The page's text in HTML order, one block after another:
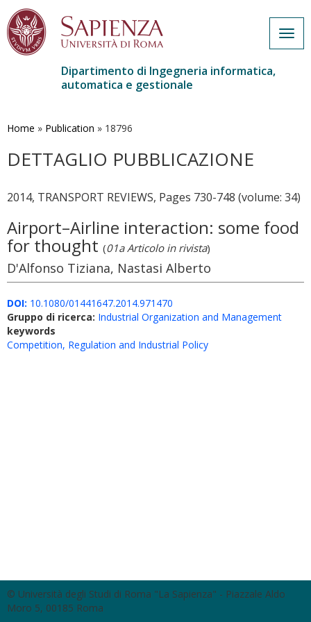
contenuto
Dipartimento di Ingegneria informatica,
automatica e gestionale
Home » Publication » 18796
DETTAGLIO PUBBLICAZIONE
2014, TRANSPORT REVIEWS, Pages 730-748 (volume: 34)
Airport–Airline interaction: some food
for thought (01a Articolo in rivista)
D'Alfonso Tiziana, Nastasi Alberto
DOI: 10.1080/01441647.2014.971470
Gruppo di ricerca: Industrial Organization and Management
keywords
Competition, Regulation and Industrial Policy
© Università degli Studi di Roma "La Sapienza" - Piazzale Aldo
Moro 5, 00185 Roma